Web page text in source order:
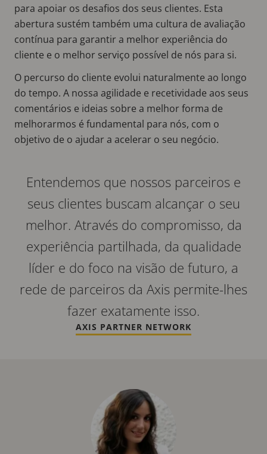
para apoiar os desafios dos seus clientes. Esta
abertura sustém também uma cultura de avaliação
contínua para garantir a melhor experiência do
cliente e o melhor serviço possível de nós para si.
O percurso do cliente evolui naturalmente ao longo
do tempo. A nossa agilidade e recetividade aos seus
comentários e ideias sobre a melhor forma de
melhorarmos é fundamental para nós, com o
objetivo de o ajudar a acelerar o seu negócio.
Entendemos que nossos parceiros e
seus clientes buscam alcançar o seu
melhor. Através do compromisso, da
experiência partilhada, da qualidade
líder e do foco na visão de futuro, a
rede de parceiros da Axis permite-lhes
fazer exatamente isso.
AXIS PARTNER NETWORK